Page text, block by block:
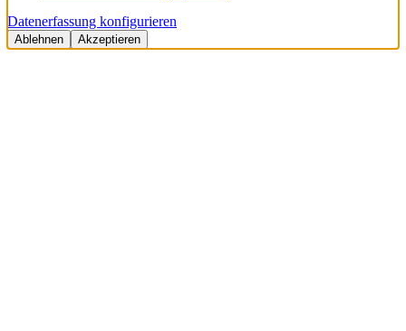
Datenerfassung konfigurieren
Ablehnen Akzeptieren